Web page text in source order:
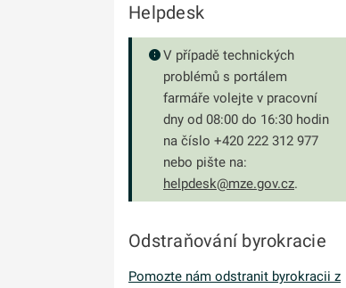
Helpdesk
V případě technických
problémů s portálem
farmáře volejte v pracovní
dny od 08:00 do 16:30 hodin
na číslo +420 222 312 977
nebo pište na:
helpdesk@mze.gov.cz.
Odstraňování byrokracie
Pomozte nám odstranit byrokracii z